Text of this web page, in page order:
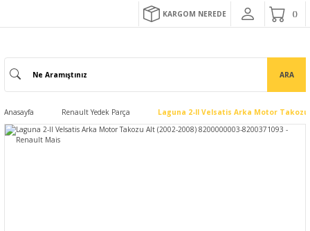
KARGOM NEREDE
ARA
Anasayfa Renault Yedek Parça Laguna 2-II Velsatis Arka Motor Takozu